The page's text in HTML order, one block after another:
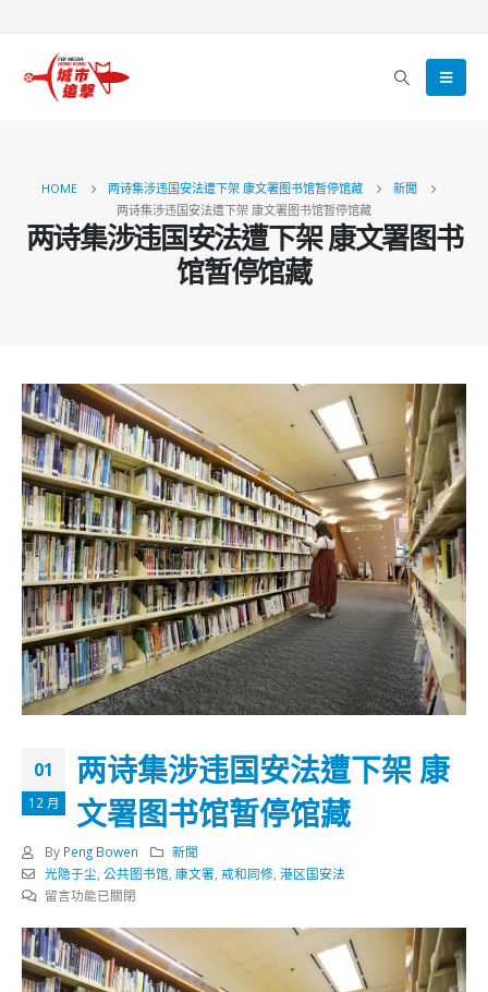
HOME 两诗集涉违国安法遭下架 康文署图书馆暂停馆藏
新聞
两诗集涉违国安法遭下架 康文署图书馆暂停馆藏
两诗集涉违国安法遭下架 康文署图书
馆暂停馆藏
01
12 月
两诗集涉违国安法遭下架 康
文署图书馆暂停馆藏
By Peng Bowen
新聞
光隐于尘 公共图书馆 康文署 戒和同修, 港区国安法
在
诗
集
涉
留言功能已關閉